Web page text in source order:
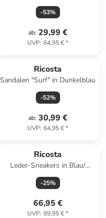
-53%
ab: 29,99 €
UVP: 64,95 €*
Ricosta
Sandalen "Surf" in Dunkelblau
-52%
ab: 30,99 €
UVP: 64,95 €*
Ricosta
Leder-Sneakers in Blau/
Orange
-25%
66,95 €
UVP: 89,95 €*